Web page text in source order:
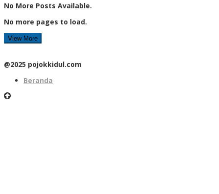
No More Posts Available.
No more pages to load.
View More
@2025 pojokkidul.com
Beranda